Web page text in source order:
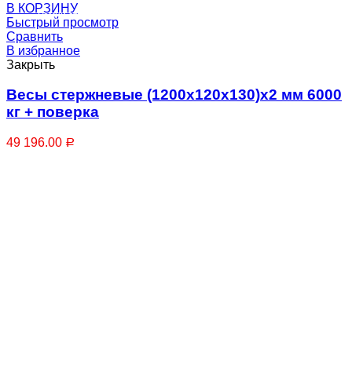
Ремни стяжные
В КОРЗИНУ
Быстрый просмотр
Сравнить
В избранное
Закрыть
Весы стержневые (1200х120х130)х2 мм 6000
кг + поверка
49 196.00 Р